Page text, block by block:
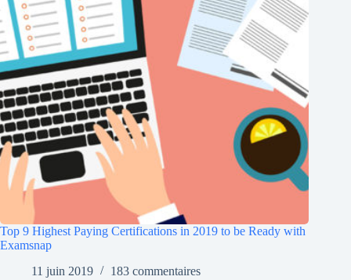
Top 9 Highest Paying Certifications in 2019 to be Ready with
Examsnap
11 juin 2019
183 commentaires